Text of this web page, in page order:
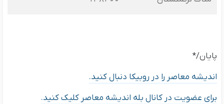
پایان/*
اندیشه معاصر را در روبیکا دنبال کنید.
برای عضویت در کانال بله اندیشه معاصر کلیک کنید.